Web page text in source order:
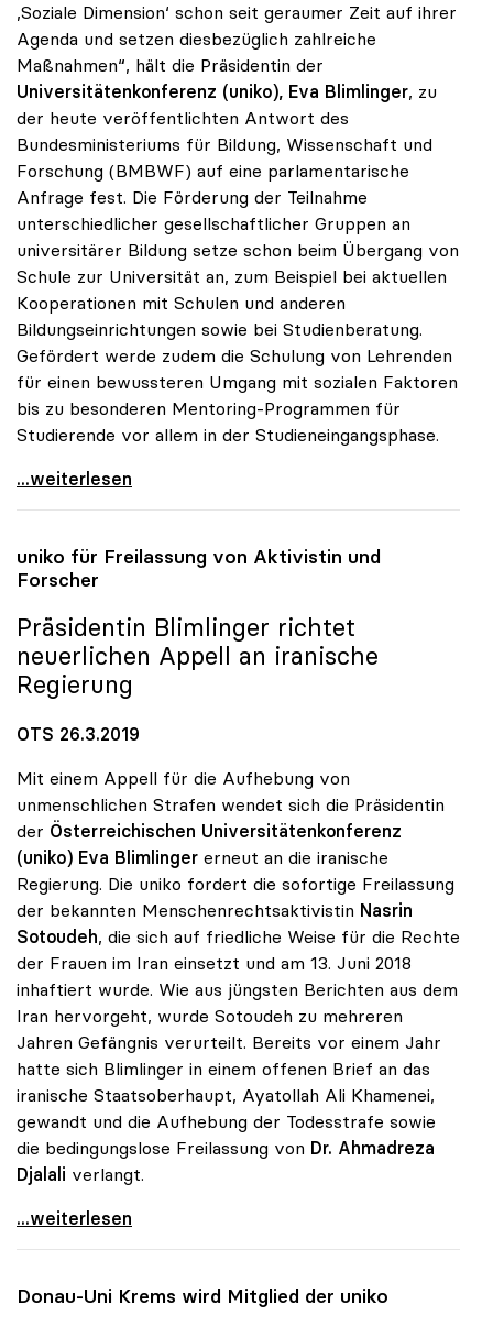
,Soziale Dimension‘ schon seit geraumer Zeit auf ihrer
Agenda und setzen diesbezüglich zahlreiche
Maßnahmen“, hält die Präsidentin der
Universitätenkonferenz (uniko), Eva Blimlinger, zu
der heute veröffentlichten Antwort des
Bundesministeriums für Bildung, Wissenschaft und
Forschung (BMBWF) auf eine parlamentarische
Anfrage fest. Die Förderung der Teilnahme
unterschiedlicher gesellschaftlicher Gruppen an
universitärer Bildung setze schon beim Übergang von
Schule zur Universität an, zum Beispiel bei aktuellen
Kooperationen mit Schulen und anderen
Bildungseinrichtungen sowie bei Studienberatung.
Gefördert werde zudem die Schulung von Lehrenden
für einen bewussteren Umgang mit sozialen Faktoren
bis zu besonderen Mentoring-Programmen für
Studierende vor allem in der Studieneingangsphase.
uniko: Unis haben „soziale Dimension“ auf ihrer
...weiterlesen
uniko für Freilassung von Aktivistin und
Forscher
Präsidentin Blimlinger richtet
neuerlichen Appell an iranische
Regierung
OTS 26.3.2019
Mit einem Appell für die Aufhebung von
unmenschlichen Strafen wendet sich die Präsidentin
der Österreichischen Universitätenkonferenz
(uniko) Eva Blimlinger erneut an die iranische
Regierung. Die uniko fordert die sofortige Freilassung
der bekannten Menschenrechtsaktivistin Nasrin
Sotoudeh, die sich auf friedliche Weise für die Rechte
der Frauen im Iran einsetzt und am 13. Juni 2018
inhaftiert wurde. Wie aus jüngsten Berichten aus dem
Iran hervorgeht, wurde Sotoudeh zu mehreren
Jahren Gefängnis verurteilt. Bereits vor einem Jahr
hatte sich Blimlinger in einem offenen Brief an das
iranische Staatsoberhaupt, Ayatollah Ali Khamenei,
gewandt und die Aufhebung der Todesstrafe sowie
die bedingungslose Freilassung von Dr. Ahmadreza
Djalali verlangt.
uniko für Freilassung von Aktivistin und Forscher
...weiterlesen
Donau-Uni Krems wird Mitglied der uniko